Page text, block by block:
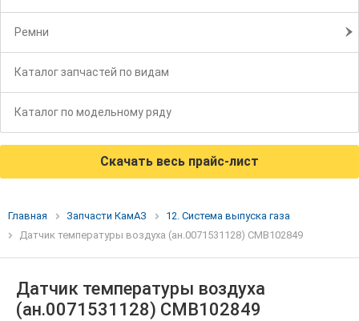
Ремни
Каталог запчастей по видам
Каталог по модельному ряду
Скачать весь прайс-лист
Главная Запчасти КамАЗ
12. Система выпуска газа
Датчик температуры воздуха (ан.0071531128) CMB102849
Датчик температуры воздуха
(ан.0071531128) CMB102849